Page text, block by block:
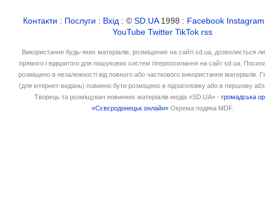
Контакти : Послуги : Вхід : ©SD.UA1998 : Facebook Instagram
YouTube Twitter TikTok rss
Використання будь-яких матеріалів, розміщених на сайті sd.ua, дозволяється
прямого і відкритого для пошукових систем гіперпосилання на сайт sd.ua.
розміщено в незалежності від повного або часткового використання матеріалів.
(для інтернет-видань) повинно бути розміщено в підзаголовку або в першому
Творець та розміщувач новинних матеріалів медіа «SD.UA» -громадська
«Сєвєродонецьк онлайн» Окрема подяка MDF.